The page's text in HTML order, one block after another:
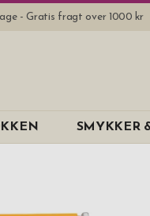
- Gratis fragt over 1000 kr
SMYKKER